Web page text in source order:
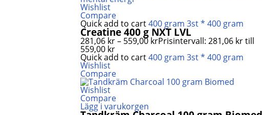
Wishlist
Compare
Quick add to cart400 gram 3st * 400 gram
Creatine 400 g NXT LVL
281,06 kr– 559,00 krPrisintervall: 281,06 kr till
559,00 kr
Quick add to cart400 gram 3st * 400 gram
Wishlist
Compare
Wishlist
Compare
Lägg i varukorgen